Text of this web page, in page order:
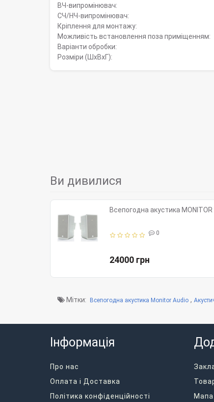
ВЧ-випромінювач:
СЧ/НЧ-випромінювач:
Кріплення для монтажу:
Можливість встановлення поза приміщенням:
Варіанти обробки:
Розміри (ШхВхГ):
Ви дивилися
Всепогодна акустика
0
24000 грн
Мітки: Всепогодна акустика Monitor Audio ,
Інформація
Про нас
Оплата і Доставка
Політика конфіденційності
Мапа